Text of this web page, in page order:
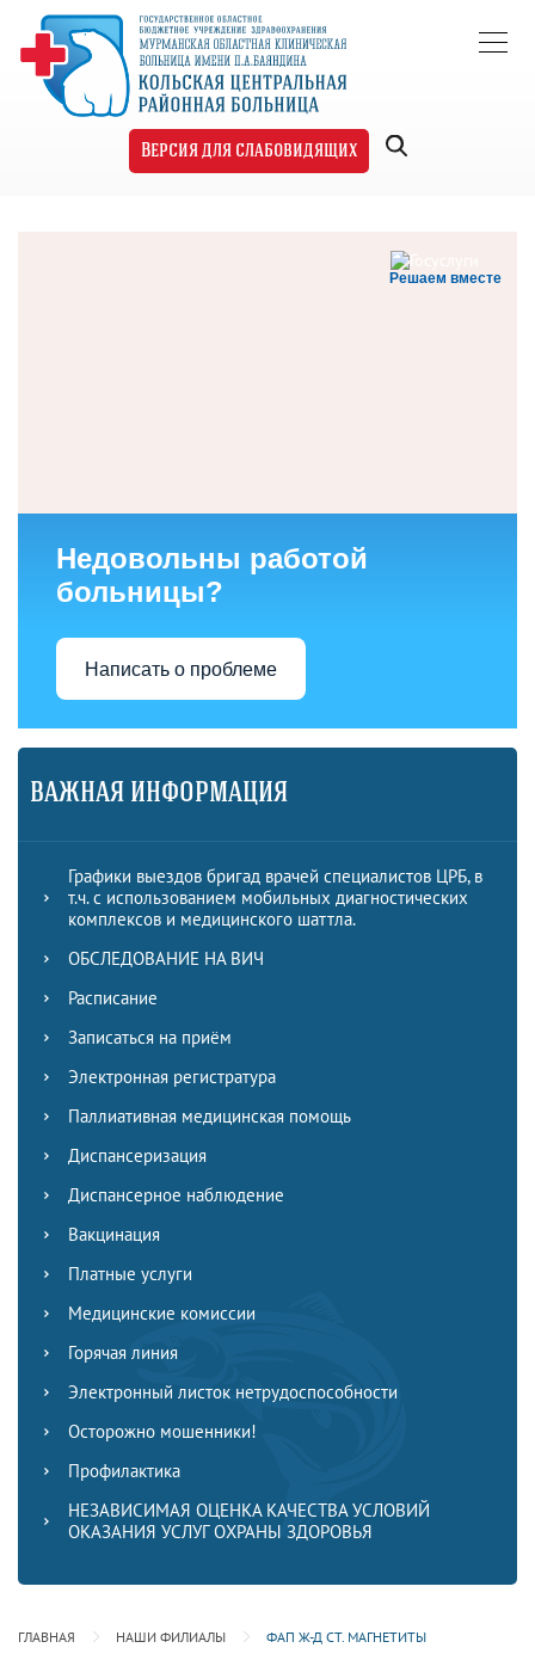
Версия для слабовидящих
Решаем вместе
Недовольны работой
больницы?
Написать о проблеме
ВАЖНАЯ ИНФОРМАЦИЯ
Графики выездов бригад врачей специалистов ЦРБ, в
т.ч. с использованием мобильных диагностических
комплексов и медицинского шаттла.
ОБСЛЕДОВАНИЕ НА ВИЧ
Расписание
Записаться на приём
Электронная регистратура
Паллиативная медицинская помощь
Диспансеризация
Диспансерное наблюдение
Вакцинация
Платные услуги
Медицинские комиссии
Горячая линия
Электронный листок нетрудоспособности
Осторожно мошенники!
Профилактика
НЕЗАВИСИМАЯ ОЦЕНКА КАЧЕСТВА УСЛОВИЙ
ОКАЗАНИЯ УСЛУГ ОХРАНЫ ЗДОРОВЬЯ
ГЛАВНАЯ НАШИ ФИЛИАЛЫ ФАП Ж-Д СТ. МАГНЕТИТЫ